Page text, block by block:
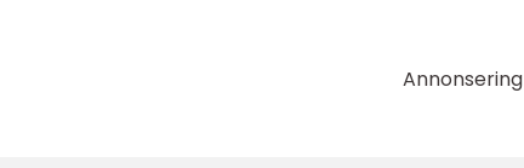
Annonsering